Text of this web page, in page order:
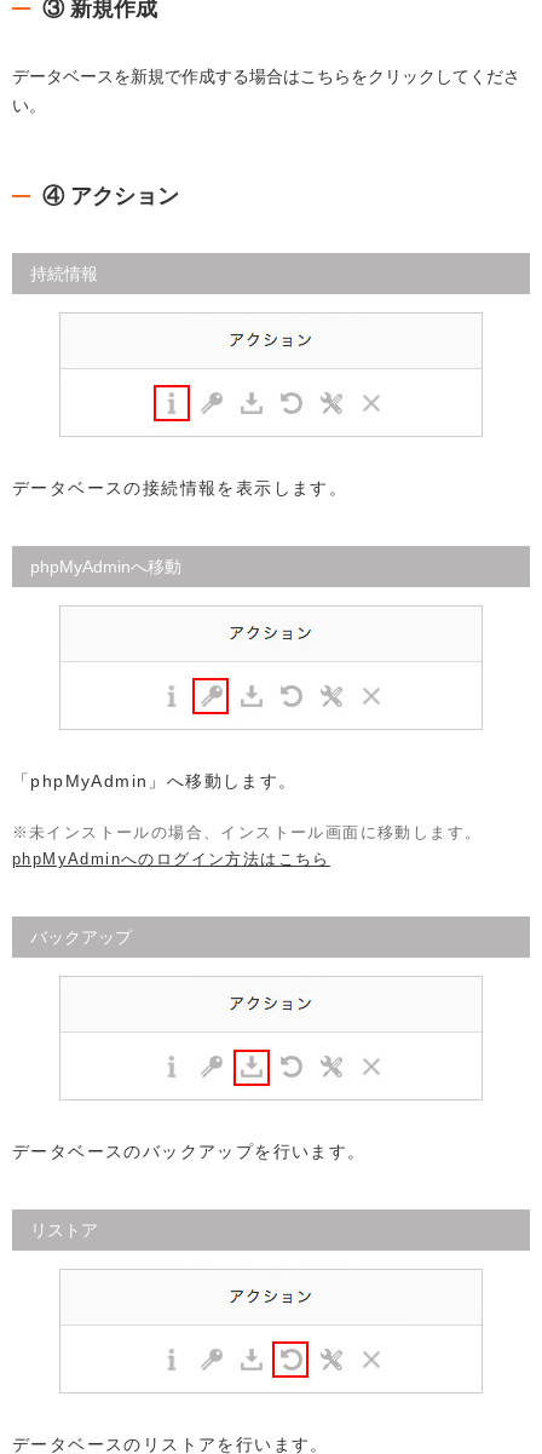
③ 新規作成
データベースを新規で作成する場合はこちらをクリックしてくださ
い。
④ アクション
持続情報
データベースの接続情報を表示します。
phpMyAdminへ移動
「phpMyAdmin」へ移動します。
未インストールの場合、インストール画面に移動します。
phpMyAdminへのログイン方法はこちら
バックアップ
データベースのバックアップを行います。
リストア
データベースのリストアを行います。